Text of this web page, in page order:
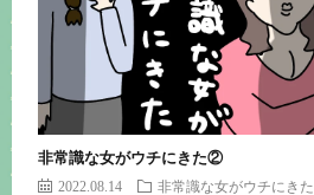
非常識な女がウチにきた②
2022.08.14 非常識な女がウチにきた